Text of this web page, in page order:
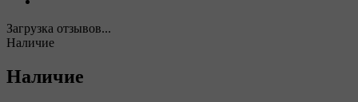
Загрузка отзывов...
Наличие
Наличие